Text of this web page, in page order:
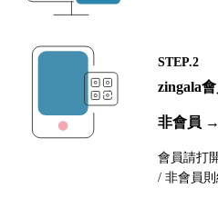
STEP.2
zingala
非會員
會員請打
/ 非會員